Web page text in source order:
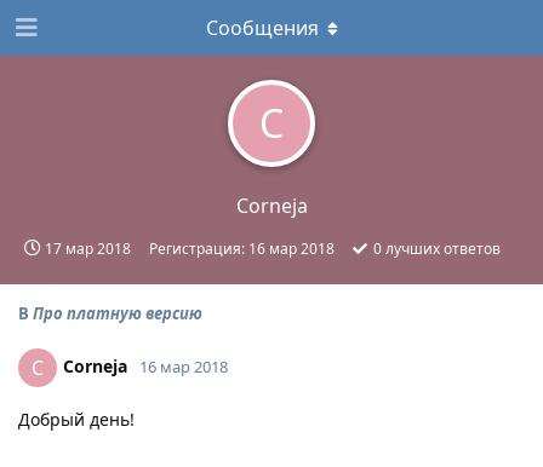
C
Corneja
17 мар 2018 Регистрация: 16 мар 2018 0лучших ответов
Сообщения
В Про платную версию
C Corneja 16 мар 2018
Добрый день!